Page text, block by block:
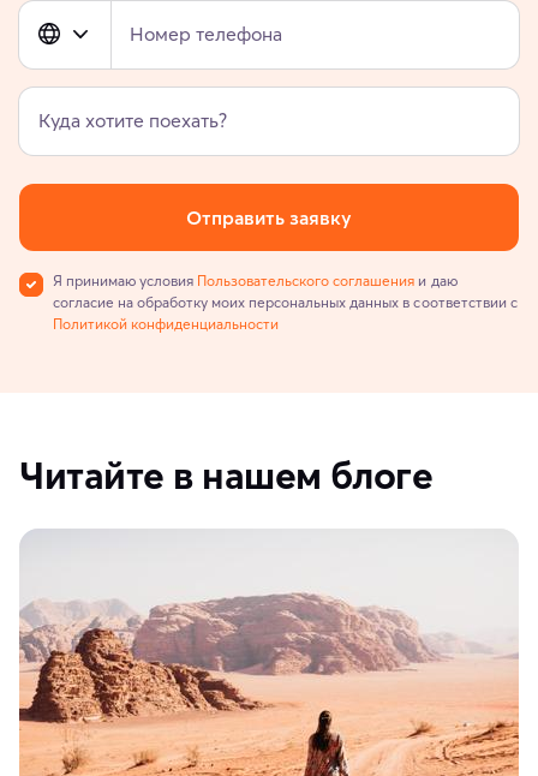
Номер телефона
Куда хотите поехать?
Отправить заявку
Я принимаю условия Пользовательского соглашения и даю
согласие на обработку моих персональных данных в соответствии с
Политикой конфиденциальности
Читайте в нашем блоге